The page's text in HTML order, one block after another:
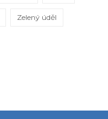
Zelený úděl